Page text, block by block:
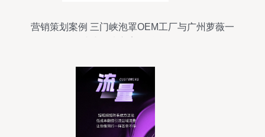
营销策划案例 三门峡泡罩OEM工厂与广州萝薇一